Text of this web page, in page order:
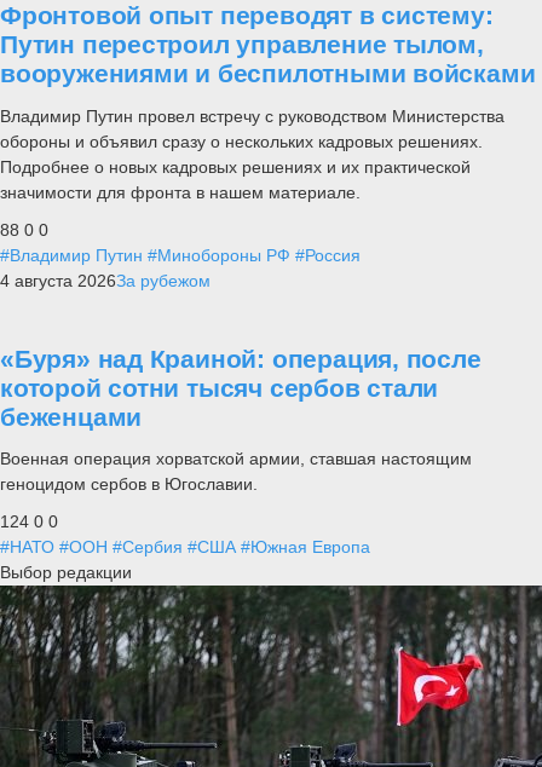
Фронтовой опыт переводят в систему:
Путин перестроил управление тылом,
вооружениями и беспилотными войсками
Владимир Путин провел встречу с руководством Министерства
обороны и объявил сразу о нескольких кадровых решениях.
Подробнее о новых кадровых решениях и их практической
значимости для фронта в нашем материале.
88 0 0
#Владимир Путин #Минобороны РФ #Россия
4 августа 2026За рубежом
«Буря» над Краиной: операция, после
которой сотни тысяч сербов стали
беженцами
Военная операция хорватской армии, ставшая настоящим
геноцидом сербов в Югославии.
124 0 0
#НАТО #ООН #Сербия #США #Южная Европа
Выбор редакции